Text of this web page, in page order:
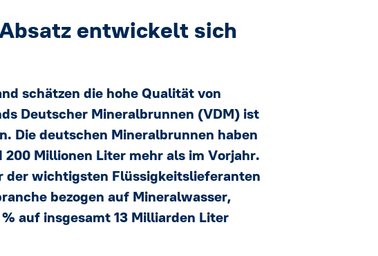
Pressekontakt
entwickelt sich
schätzen die hohe Qualität von
Deutscher Mineralbrunnen (VDM) ist
Die deutschen Mineralbrunnen haben
Millionen Liter mehr als im Vorjahr.
der wichtigsten Flüssigkeitslieferanten
bezogen auf Mineralwasser,
auf insgesamt 13 Milliarden Liter